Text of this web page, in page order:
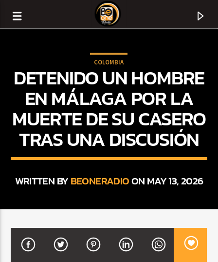
CURRENT TRACK
ARTIST
COLOMBIA
DETENIDO UN HOMBRE
EN MÁLAGA POR LA
MUERTE DE SU CASERO
TRAS UNA DISCUSIÓN
WRITTEN BYBEONERADIOON MAY 13, 2026